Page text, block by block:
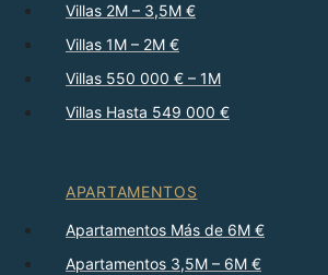
Villas 2M – 3,5M €
Villas 1M – 2M €
Villas 550 000 € – 1M
Villas Hasta 549 000 €
APARTAMENTOS
Apartamentos Más de 6M €
Apartamentos 3,5M – 6M €